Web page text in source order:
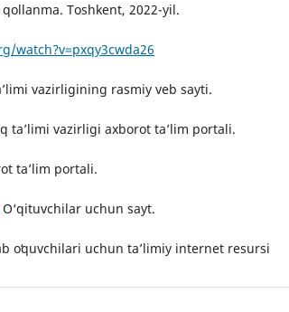
Toshkent, 2022-yil.
watch?v=pxqy3cwda26
vazirligining rasmiy veb sayti.
ta’limi vazirligi axborot ta’lim portali.
ta’lim portali.
O‘qituvchilar uchun sayt.
oʻquvchilari uchun ta’limiy internet resursi